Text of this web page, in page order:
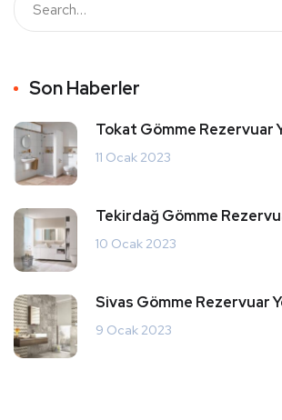
Son Haberler
Tokat Gömme Rezervuar
11 Ocak 2023
Tekirdağ Gömme
10 Ocak 2023
Sivas Gömme Rezervuar
9 Ocak 2023